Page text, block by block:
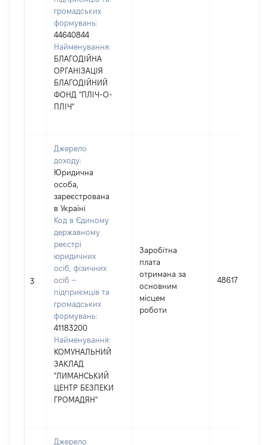
громадських
формувань:
44640844
Найменування:
БЛАГОДІЙНА
ОРГАНІЗАЦІЯ
БЛАГОДІЙНИЙ
ФОНД "ПЛІЧ-О-
ПЛІЧ"
3
Джерело
доходу:
Юридична
особа,
зареєстрована
в Україні
Код в Єдиному
державному
реєстрі
юридичних
осіб, фізичних
осіб –
підприємців та
громадських
формувань:
41183200
Найменування:
КОМУНАЛЬНИЙ
ЗАКЛАД
"ЛИМАНСЬКИЙ
ЦЕНТР БЕЗПЕКИ
ГРОМАДЯН"
Заробітна
плата
отримана за
основним
місцем
роботи
48617
Джерело